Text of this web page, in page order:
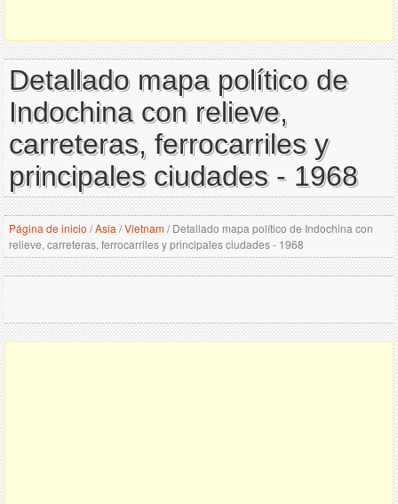
Detallado mapa político de
Indochina con relieve,
carreteras, ferrocarriles y
principales ciudades - 1968
Página de inicio /Asia /Vietnam/Detallado mapa político de Indochina con
relieve, carreteras, ferrocarriles y principales ciudades - 1968